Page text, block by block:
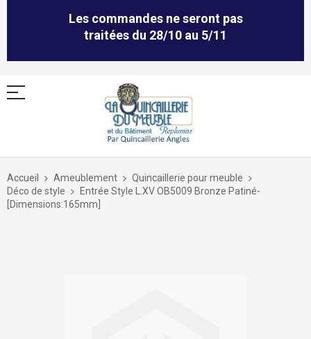
Les commandes ne seront pas
traitées du 28/10 au 5/11
Allez
contenu
Accueil Ameublement
Quincaillerie pour meuble
Déco de style
Entrée Style L.XV OB5009 Bronze Patiné-
[Dimensions:165mm]